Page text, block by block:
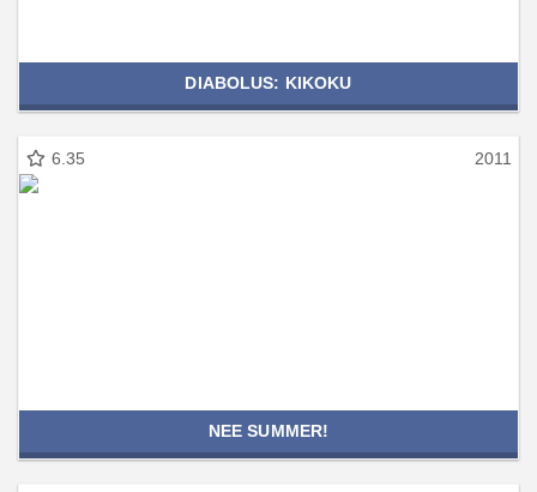
DIABOLUS: KIKOKU
6.35 2011
NEE SUMMER!